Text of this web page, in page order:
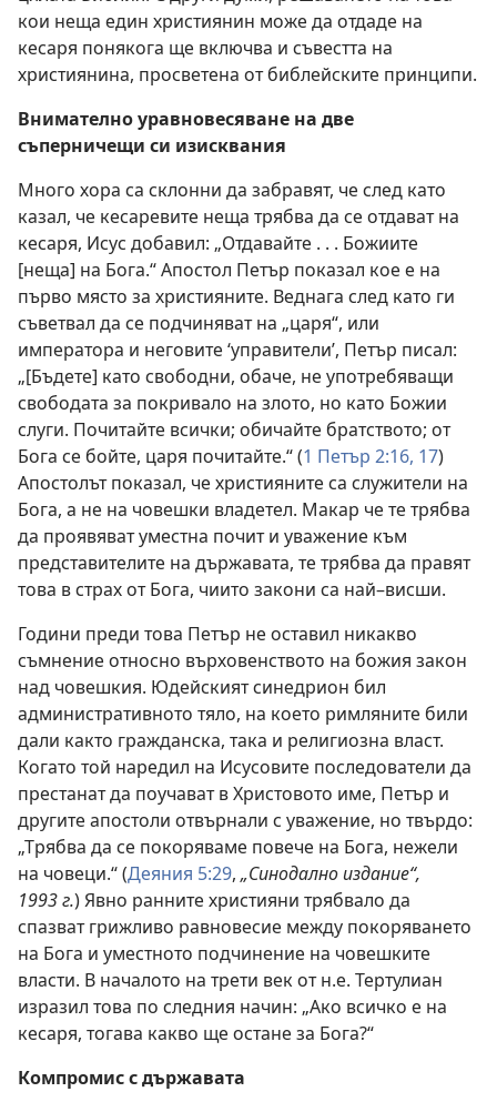
кои неща един християнин може да отдаде на
кесаря понякога ще включва и съвестта на
християнина, просветена от библейските принципи.
Внимателно уравновесяване на две
съперничещи си изисквания
Много хора са склонни да забравят, че след като
казал, че кесаревите неща трябва да се отдават на
кесаря, Исус добавил: „Отдавайте . . . Божиите
[неща] на Бога.“ Апостол Петър показал кое е на
първо място за християните. Веднага след като ги
съветвал да се подчиняват на „царя“, или
императора и неговите ‘управители’, Петър писал:
„[Бъдете] като свободни, обаче, не употребяващи
свободата за покривало на злото, но като Божии
слуги. Почитайте всички; обичайте братството; от
Бога се бойте, царя почитайте.“ (1 Петър 2:16, 17)
Апостолът показал, че християните са служители на
Бога, а не на човешки владетел. Макар че те трябва
да проявяват уместна почит и уважение към
представителите на държавата, те трябва да правят
това в страх от Бога, чиито закони са най–висши.
Години преди това Петър не оставил никакво
съмнение относно върховенството на божия закон
над човешкия. Юдейският синедрион бил
административното тяло, на което римляните били
дали както гражданска, така и религиозна власт.
Когато той наредил на Исусовите последователи да
престанат да поучават в Христовото име, Петър и
другите апостоли отвърнали с уважение, но твърдо:
„Трябва да се покоряваме повече на Бога, нежели
на човеци.“ (Деяния 5:29, „Синодално издание“,
1993 г.) Явно ранните християни трябвало да
спазват грижливо равновесие между покоряването
на Бога и уместното подчинение на човешките
власти. В началото на трети век от н.е. Тертулиан
изразил това по следния начин: „Ако всичко е на
кесаря, тогава какво ще остане за Бога?“
Компромис с държавата